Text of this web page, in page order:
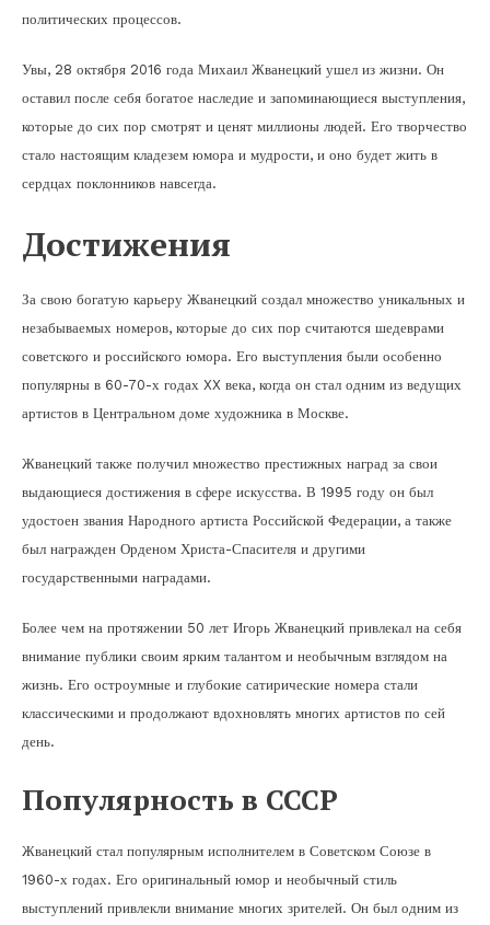
политических процессов.
Увы, 28 октября 2016 года Михаил Жванецкий ушел из жизни. Он
оставил после себя богатое наследие и запоминающиеся выступления,
которые до сих пор смотрят и ценят миллионы людей. Его творчество
стало настоящим кладезем юмора и мудрости, и оно будет жить в
сердцах поклонников навсегда.
Достижения
За свою богатую карьеру Жванецкий создал множество уникальных и
незабываемых номеров, которые до сих пор считаются шедеврами
советского и российского юмора. Его выступления были особенно
популярны в 60-70-х годах XX века, когда он стал одним из ведущих
артистов в Центральном доме художника в Москве.
Жванецкий также получил множество престижных наград за свои
выдающиеся достижения в сфере искусства. В 1995 году он был
удостоен звания Народного артиста Российской Федерации, а также
был награжден Орденом Христа-Спасителя и другими
государственными наградами.
Более чем на протяжении 50 лет Игорь Жванецкий привлекал на себя
внимание публики своим ярким талантом и необычным взглядом на
жизнь. Его остроумные и глубокие сатирические номера стали
классическими и продолжают вдохновлять многих артистов по сей
день.
Популярность в СССР
Жванецкий стал популярным исполнителем в Советском Союзе в
1960-х годах. Его оригинальный юмор и необычный стиль
выступлений привлекли внимание многих зрителей. Он был одним из